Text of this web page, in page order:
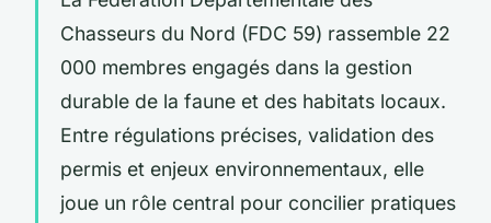
Chasseurs du Nord (FDC 59) rassemble 22
000 membres engagés dans la gestion
durable de la faune et des habitats locaux.
Entre régulations précises, validation des
permis et enjeux environnementaux, elle
joue un rôle central pour concilier pratiques